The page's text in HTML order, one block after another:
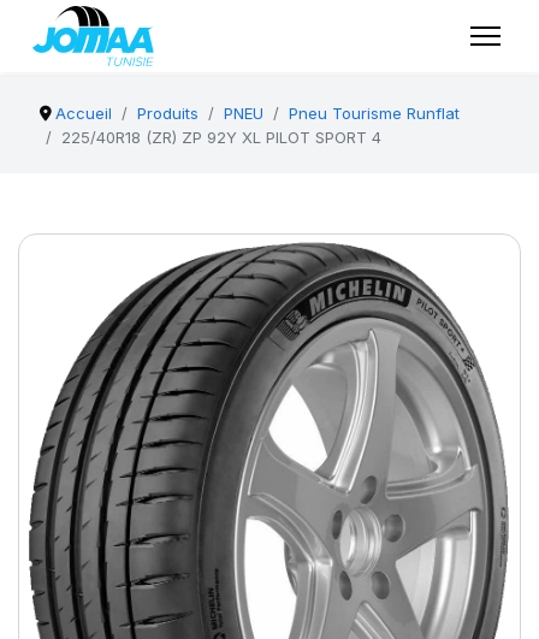
Accueil Produits PNEU
Pneu Tourisme Runflat
225/40R18 (ZR) ZP 92Y XL PILOT SPORT 4